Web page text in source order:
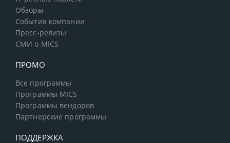
Обзоры
События компании
Пресс-релизы
СМИ о MICS
ПРОМО
Все программы
Программы MICS
Программы вендоров
Партнерские программы
ПОДДЕРЖКА